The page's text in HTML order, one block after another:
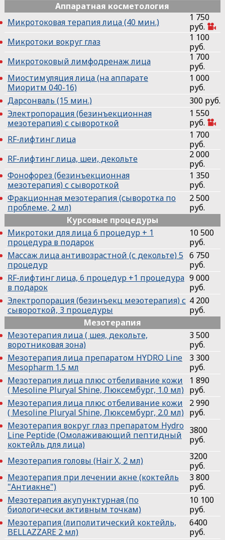
Аппаратная косметология
Микротоковая терапия лица (40 мин.)
1 750
руб.
Микротоки вокруг глаз
1 100
руб.
Микротоковый лимфодренаж лица
1 700
руб.
Миостимуляция лица (на аппарате
Миоритм 040-16)
1 000
руб.
Дарсонваль (15 мин.)
300 руб.
Электропорация (безинъекционная
мезотерапия) с сывороткой
1 550
руб.
RF-лифтинг лица
1 700
руб.
RF-лифтинг лица, шеи, декольте
2 000
руб.
Фонофорез (безинъекционная
мезотерапия) с сывороткой
1 350
руб.
Фракционная мезотерапия (сыворотка по
проблеме, 2 мл)
2 500
руб.
Курсовые процедуры
Микротоки для лица 6 процедур + 1
процедура в подарок
10 500
руб.
Массаж лица антивозрастной (с декольте) 5
процедур
6 750
руб.
RF-лифтинг лица, 6 процедур +1 процедура
в подарок
9 000
руб.
Электропорация (безинъекц меэотерапия) с
сывороткой, 3 процедуры
4 200
руб.
Мезотерапия
Мезотерапия лица ( шея, декольте,
воротниковая зона)
3 500
руб.
Мезотерапия лица препаратом HYDRO Line
Mesopharm 1.5 мл
3 300
руб.
Мезотерапия лица плюс отбеливание кожи
( Mesoline Pluryal Shine, Люксембург, 1.0 мл)
1 890
руб.
Мезотерапия лица плюс отбеливание кожи
( Mesoline Pluryal Shine, Люксембург, 2.0 мл)
2 990
руб.
Мезотерапия вокруг глаз препаратом Hydro
Line Peptide (Омолаживающий пептидный
коктейль для лица)
3800
руб.
Мезотерапия головы (Hair X, 2 мл)
3200
руб.
Мезотерапия при лечении акне (коктейль
"Антиакне")
3 800
руб.
Мезотерапия акупунктурная (по
биологически активным точкам)
10 100
руб.
Мезотерапия (липолитический коктейль,
BELLAZZARE 2 мл)
6400
руб.